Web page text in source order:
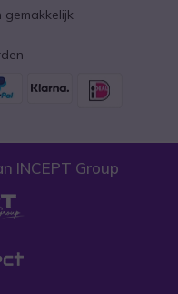
gemakkelijk
INCEPT Group